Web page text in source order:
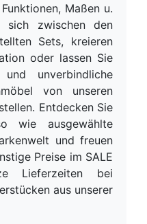
Maßen u.
sich zwischen den
Sets, kreieren
oder lassen Sie
unverbindliche
von unseren
Entdecken Sie
wie ausgewählte
und freuen
Preise im SALE
Lieferzeiten bei
aus unserer